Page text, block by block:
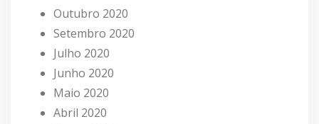
Outubro 2020
Setembro 2020
Julho 2020
Junho 2020
Maio 2020
Abril 2020